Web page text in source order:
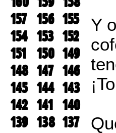
157 156 155
154 153 152
151
150 149
148 147 146
145 144 143
142 141 140
139 138 137
Y